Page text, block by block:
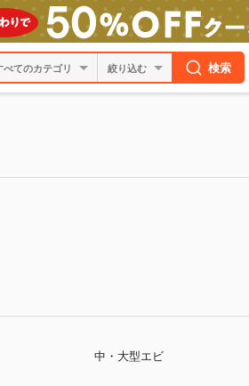
絞り込む 検索
中・大型エビ